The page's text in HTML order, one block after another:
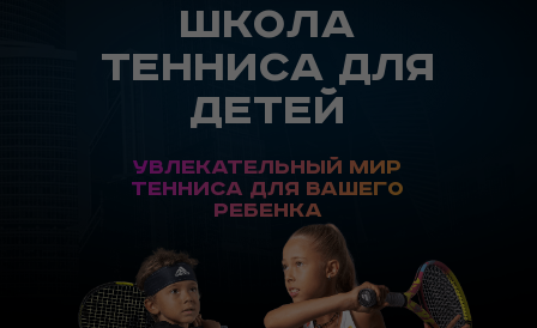
ШКОЛА
ТЕННИСА ДЛЯ
детей
Увлекательный мир
тенниса для вашего
ребенка